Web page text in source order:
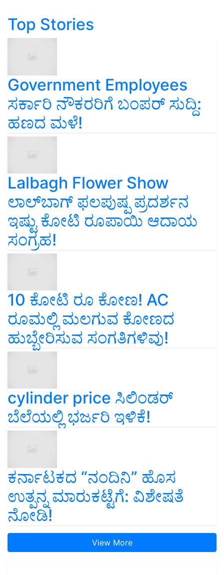
Top Stories
Government Employees
ಸರ್ಕಾರಿ ನೌಕರರಿಗೆ ಬಂಪರ್‌ ಸುದ್ದಿ:
ಹಣದ ಮಳೆ!
Lalbagh Flower Show
ಲಾಲ್‌ಬಾಗ್ ಫಲಪುಷ್ಪ ಪ್ರದರ್ಶನ
ಇಷ್ಟು ಕೋಟಿ ರೂಪಾಯಿ ಆದಾಯ
ಸಂಗ್ರಹ!
10 ಕೋಟಿ ರೂ ಕೋಣ! AC
ರೂಮಲ್ಲಿ ಮಲಗುವ ಕೋಣದ
ಹುಬ್ಬೇರಿಸುವ ಸಂಗತಿಗಳಿವು!
cylinder price ಸಿಲಿಂಡರ್‌
ಬೆಲೆಯಲ್ಲಿ ಭರ್ಜರಿ ಇಳಿಕೆ!
ಕರ್ನಾಟಕದ “ನಂದಿನಿ” ಹೊಸ
ಉತ್ಪನ್ನ ಮಾರುಕಟ್ಟೆಗೆ: ವಿಶೇಷತೆ
ನೋಡಿ!
View More